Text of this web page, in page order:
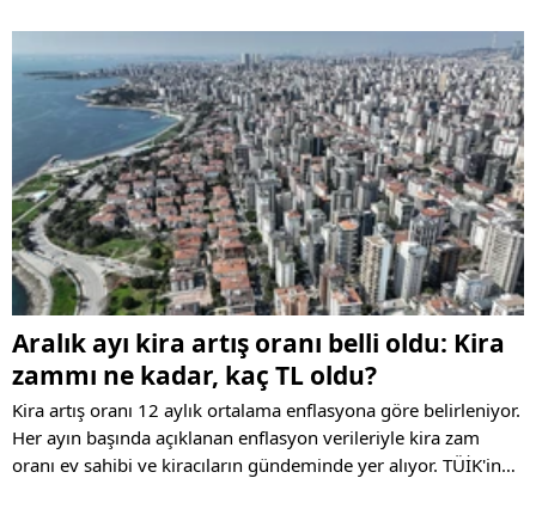
Aralık ayı kira artış oranı belli oldu: Kira
zammı ne kadar, kaç TL oldu?
Kira artış oranı 12 aylık ortalama enflasyona göre belirleniyor.
Her ayın başında açıklanan enflasyon verileriyle kira zam
oranı ev sahibi ve kiracıların gündeminde yer alıyor. TÜİK'in